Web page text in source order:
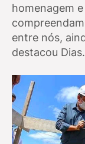
homenagem
entre nós,
destacou Dias.